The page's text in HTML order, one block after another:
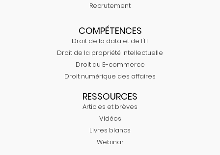
Recrutement
COMPÉTENCES
Droit de la data et de l'IT
Droit de la propriété Intellectuelle
Droit du E-commerce
Droit numérique des affaires
RESSOURCES
Articles et brèves
Vidéos
Livres blancs
Webinar